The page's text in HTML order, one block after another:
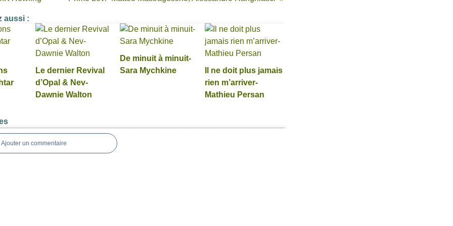
aussi :
Le dernier Revival
d’Opal & Nev-
Dawnie Walton
De minuit à minuit-
Sara Mychkine
Il ne doit plus jamais
rien m’arriver-
Mathieu Persan
Ajouter un commentaire